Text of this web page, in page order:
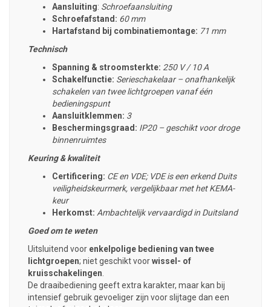
Aansluiting: Schroefaansluiting
Schroefafstand: 60 mm
Hartafstand bij combinatiemontage: 71 mm
Technisch
Spanning & stroomsterkte: 250 V / 10 A
Schakelfunctie: Serieschakelaar – onafhankelijk
schakelen van twee lichtgroepen vanaf één
bedieningspunt
Aansluitklemmen: 3
Beschermingsgraad: IP20 – geschikt voor droge
binnenruimtes
Keuring & kwaliteit
Certificering: CE en VDE; VDE is een erkend Duits
veiligheidskeurmerk, vergelijkbaar met het KEMA-
keur
Herkomst: Ambachtelijk vervaardigd in Duitsland
Goed om te weten
Uitsluitend voor enkelpolige bediening van twee
lichtgroepen; niet geschikt voorwissel- of
kruisschakelingen
De draaibediening geeft extra karakter, maar kan bij
intensief gebruik gevoeliger zijn voor slijtage dan een